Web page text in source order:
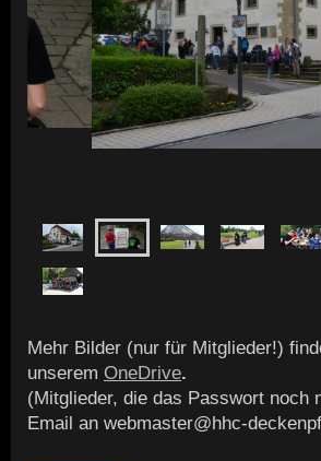
Mehr Bilder (nur für Mitglieder!)
unserem OneDrive.
(Mitglieder, die das Passwort noch
Email an webmaster@hhc-